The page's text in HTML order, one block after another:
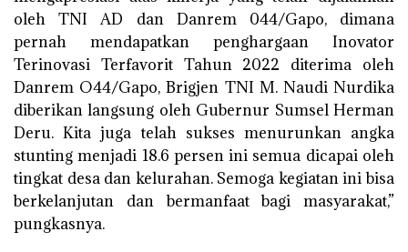
oleh TNI AD dan Danrem 044/Gapo, dimana
pernah mendapatkan penghargaan Inovator
Terinovasi Terfavorit Tahun 2022 diterima oleh
Danrem O44/Gapo, Brigjen TNI M. Naudi Nurdika
diberikan langsung oleh Gubernur Sumsel Herman
Deru. Kita juga telah sukses menurunkan angka
stunting menjadi 18.6 persen ini semua dicapai oleh
tingkat desa dan kelurahan. Semoga kegiatan ini bisa
berkelanjutan dan bermanfaat bagi masyarakat,”
pungkasnya.